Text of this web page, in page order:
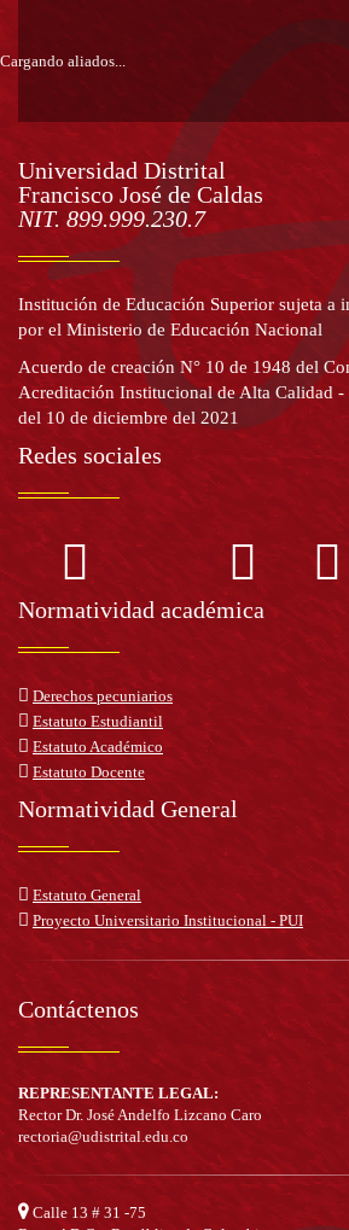
Información
de
página
Cargando aliados...
Información
Universidad Distrital
Francisco José de Caldas
NIT. 899.999.230.7
Institución de Educación Superior sujeta a
por el Ministerio de Educación Nacional
Acuerdo de creación N° 10 de 1948 del
Acreditación Institucional de Alta Calidad -
del 10 de diciembre del 2021
Redes sociales
Normatividad académica
Derechos pecuniarios
Estatuto Estudiantil
Estatuto Académico
Estatuto Docente
Normatividad General
Estatuto General
Proyecto Universitario Institucional - PUI
Contáctenos
REPRESENTANTE LEGAL:
Rector Dr. José Andelfo Lizcano Caro
rectoria@udistrital.edu.co
Calle 13 # 31 -75